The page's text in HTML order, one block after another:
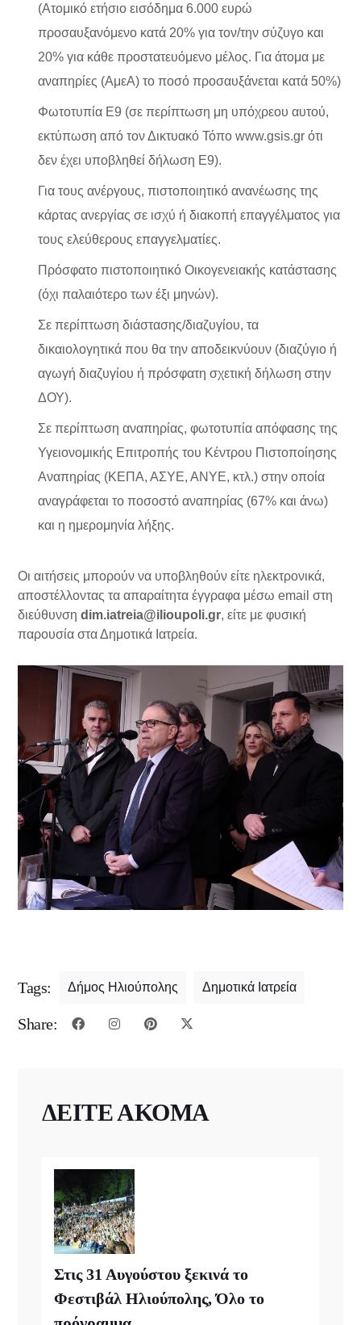
(Ατομικό ετήσιο εισόδημα 6.000 ευρώ
προσαυξανόμενο κατά 20% για τον/την σύζυγο και
20% για κάθε προστατευόμενο μέλος. Για άτομα με
αναπηρίες (ΑμεΑ) το ποσό προσαυξάνεται κατά 50%)
Φωτοτυπία Ε9 (σε περίπτωση μη υπόχρεου αυτού,
εκτύπωση από τον Δικτυακό Τόπο www.gsis.gr ότι
δεν έχει υποβληθεί δήλωση Ε9).
Για τους ανέργους, πιστοποιητικό ανανέωσης της
κάρτας ανεργίας σε ισχύ ή διακοπή επαγγέλματος για
τους ελεύθερους επαγγελματίες.
Πρόσφατο πιστοποιητικό Οικογενειακής κατάστασης
(όχι παλαιότερο των έξι μηνών).
Σε περίπτωση διάστασης/διαζυγίου, τα
δικαιολογητικά που θα την αποδεικνύουν (διαζύγιο ή
αγωγή διαζυγίου ή πρόσφατη σχετική δήλωση στην
ΔΟΥ).
Σε περίπτωση αναπηρίας, φωτοτυπία απόφασης της
Υγειονομικής Επιτροπής του Κέντρου Πιστοποίησης
Αναπηρίας (ΚΕΠΑ, ΑΣΥΕ, ΑΝΥΕ, κτλ.) στην οποία
αναγράφεται το ποσοστό αναπηρίας (67% και άνω)
και η ημερομηνία λήξης.
Οι αιτήσεις μπορούν να υποβληθούν είτε ηλεκτρονικά,
αποστέλλοντας τα απαραίτητα έγγραφα μέσω email στη
διεύθυνση dim.iatreia@ilioupoli.gr, είτε με φυσική
παρουσία στα Δημοτικά Ιατρεία.
Tags: Δήμος Ηλιούπολης Δημοτικά Ιατρεία
Share:
ΔΕΙΤΕ ΑΚΟΜΑ
Στις 31 Αυγούστου ξεκινά το
Φεστιβάλ Ηλιούπολης, Όλο το